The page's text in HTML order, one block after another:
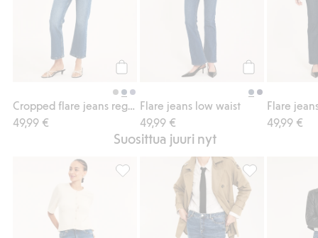
49,99 €
Flare jeans low waist
49,99 €
Flare
49,99 €
Suosittua juuri nyt
Cropped flare jeans regular waist, Lisää
Straight jeans